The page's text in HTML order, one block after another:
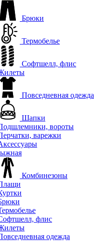
Брюки
Термобелье
Софтшелл, флис
Повседневная одежда
Шапки
вороты
варежки
Комбинезоны
флис
одежда